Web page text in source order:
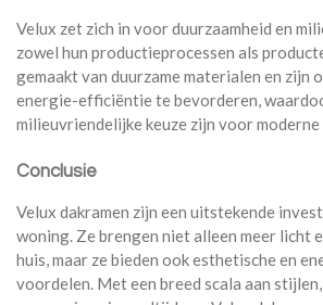
Velux zet zich in voor duurzaamheid en
zowel hun productieprocessen als
gemaakt van duurzame materialen en zijn
energie-efficiëntie te bevorderen,
milieuvriendelijke keuze zijn voor
Conclusie
Velux dakramen zijn een uitstekende
woning. Ze brengen niet alleen meer licht
huis, maar ze bieden ook esthetische en
voordelen. Met een breed scala aan